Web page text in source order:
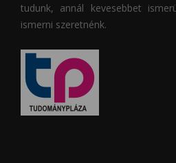
tudunk, annál kevesebbet
ismerni szeretnénk.